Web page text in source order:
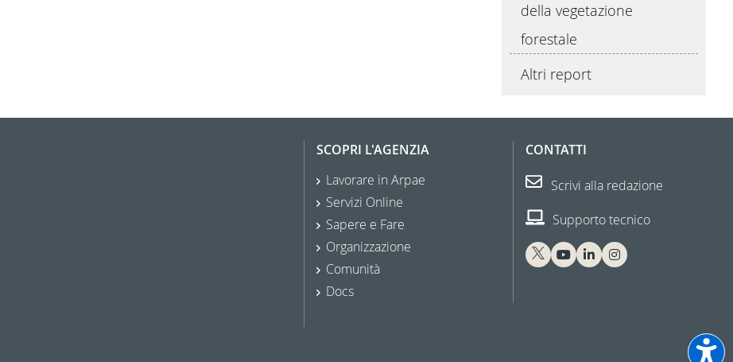
della vegetazione
forestale
Altri report
SCOPRI L'AGENZIA
Lavorare in Arpae
Servizi Online
Sapere e Fare
Organizzazione
Comunità
Docs
CONTATTI
Scrivi alla redazione
Supporto tecnico